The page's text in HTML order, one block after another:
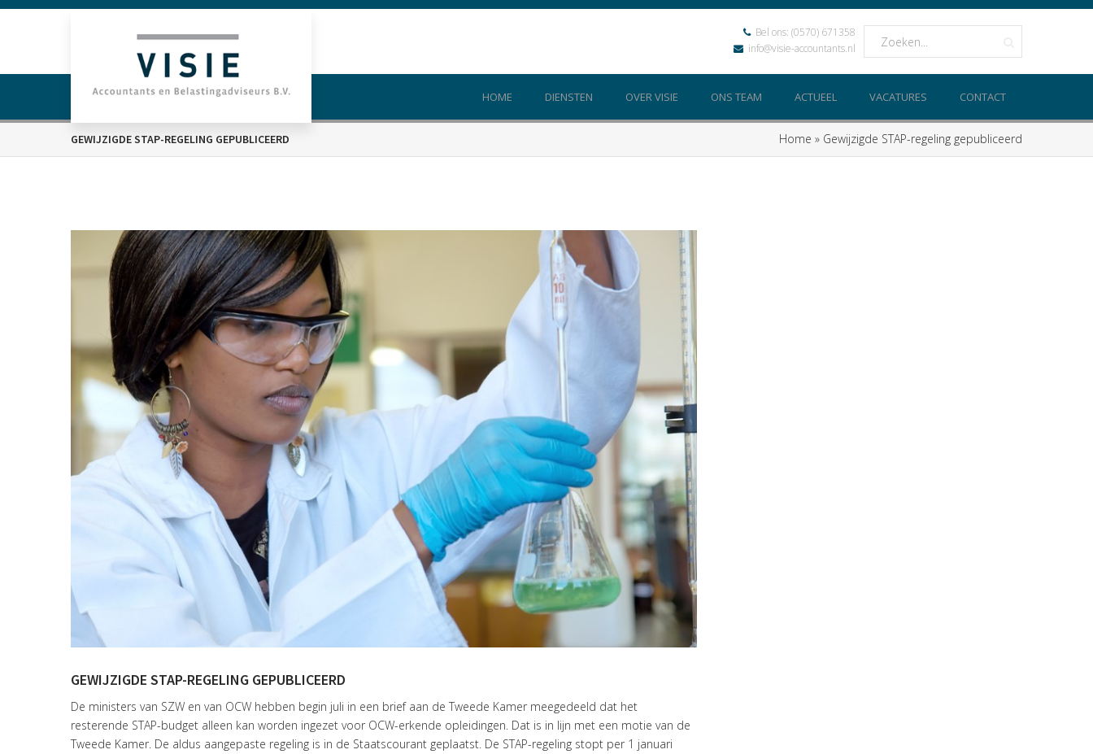
Bel ons: (0570) 671358
info@visie-accountants.nl
HOME DIENSTEN OVER VISIE ONS TEAM ACTUEEL VACATURES CONTACT
GEWIJZIGDE STAP-REGELING GEPUBLICEERD Home » Gewijzigde STAP-regeling gepubliceerd
GEWIJZIGDE STAP-REGELING GEPUBLICEERD
De ministers van SZW en van OCW hebben begin juli in een brief aan de Tweede Kamer meegedeeld dat het
resterende STAP-budget alleen kan worden ingezet voor OCW-erkende opleidingen. Dat is in lijn met een motie van de
Tweede Kamer. De aldus aangepaste regeling is in de Staatscourant geplaatst. De STAP-regeling stopt per 1 januari